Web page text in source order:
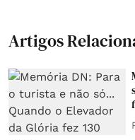
Artigos